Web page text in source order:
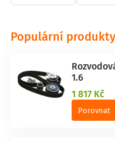
Populární produkty
1.6
1 817 Kč
Porovnat